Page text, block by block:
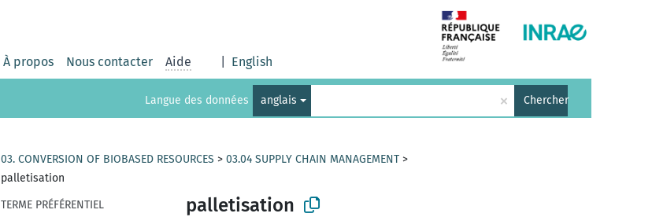
À propos Nous contacter Aide English
Langue des données anglais × Chercher
03. CONVERSION OF BIOBASED RESOURCES > 03.04 SUPPLY CHAIN MANAGEMENT >
palletisation
TERME PRÉFÉRENTIEL
palletisation